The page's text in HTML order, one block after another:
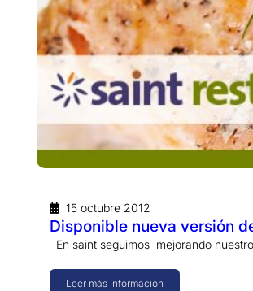
15 octubre 2012
Disponible nueva versión
En saint seguimos mejorando
Leer más información